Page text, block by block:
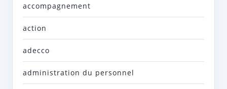
accompagnement
action
adecco
administration du personnel